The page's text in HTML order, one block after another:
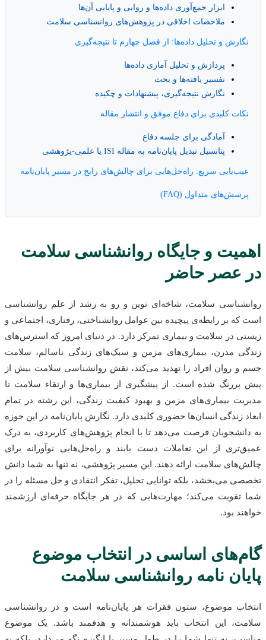
ابزار جمع‌آوری داده‌ها و روایی و پایایی آن‌ها
ملاحضات اخلاقی در پژوهش‌های روانشناسی سلامت
نگارش و تحلیل داده‌ها: از فصل چهارم تا نتیجه‌گیری
پردازش و تحلیل آماری داده‌ها
تفسیر یافته‌ها و بحث
نگارش نتیجه‌گیری، پیشنهادات و چکیده
نکات کلیدی برای دفاع موفق و انتشار مقاله
آمادگی برای جلسه دفاع
پتانسیل تبدیل پایان‌نامه به مقاله ISI یا علمی-پژوهشی
عیب‌یابی سریع: راه‌حل‌هایی برای چالش‌های رایج در مسیر پایان‌نامه
پرسش‌های متداول (FAQ)
اهمیت و جایگاه روانشناسی سلامت
در عصر حاضر
روانشناسی سلامت، شاخه‌ای نوین و رو به رشد از علم روانشناسی
است که بر رابطه‌ی پیچیده بین عوامل روانشناختی، رفتاری، اجتماعی و
زیستی در سلامت و بیماری تمرکز دارد. در دنیای امروز که استرس‌های
زندگی مدرن، بیماری‌های مزمن و سبک‌های زندگی ناسالم، سلامت
جسم و روان افراد را تهدید می‌کند، نقش روانشناسی سلامت بیش از
پیش پررنگ شده است. از پیشگیری از بیماری‌ها و ارتقاء سلامت تا
مدیریت بیماری‌های مزمن و بهبود کیفیت زندگی، این رشته در تمام
ابعاد زندگی انسان‌ها حضوری کلیدی دارد. نگارش پایان‌نامه در این حوزه
به دانشجویان فرصت می‌دهد تا با انجام پژوهش‌های کاربردی، به درک
عمیق‌تری از این تعاملات دست یابند و راه‌حل‌هایی نوآورانه برای
چالش‌های سلامت ارائه دهند. این مسیر پژوهشی، نه تنها به شما دانش
تخصصی می‌بخشد، بلکه توانایی تحلیل، تفکر انتقادی و حل مسئله را در
شما تقویت می‌کند؛ مهارت‌هایی که در هر جایگاه حرفه‌ای ارزشمند
خواهند بود.
گام‌های اساسی در انتخاب موضوع
پایان نامه روانشناسی سلامت
انتخاب موضوع، ستون فقرات هر پایان‌نامه است و در روانشناسی
سلامت، این انتخاب باید هوشمندانه و هدفمند باشد. یک موضوع